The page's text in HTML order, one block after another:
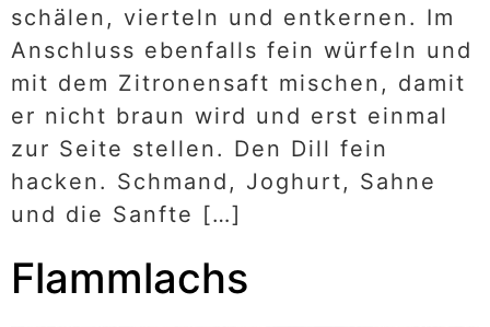
schälen, vierteln und entkernen. Im
Anschluss ebenfalls fein würfeln und
mit dem Zitronensaft mischen, damit
er nicht braun wird und erst einmal
zur Seite stellen. Den Dill fein
hacken. Schmand, Joghurt, Sahne
und die Sanfte […]
Flammlachs